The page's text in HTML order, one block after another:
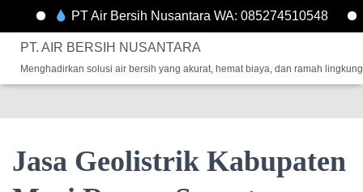
PT Air Bersih Nusantara WA: 085274510548
PT. AIR BERSIH NUSANTARA
Menghadirkan solusi air bersih yang akurat, hemat biaya, dan ramah
Jasa Geolistrik Kabupaten